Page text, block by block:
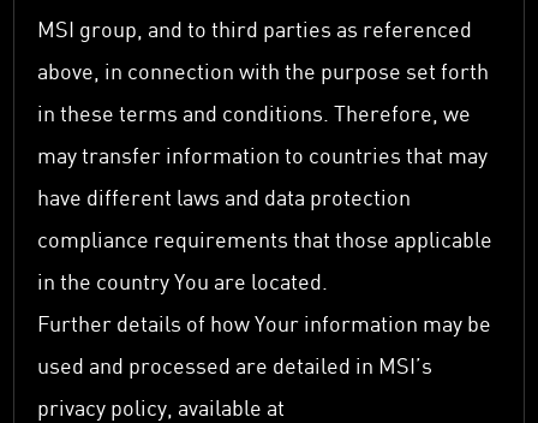
MSI group, and to third parties as referenced
above, in connection with the purpose set forth
in these terms and conditions. Therefore, we
may transfer information to countries that may
have different laws and data protection
compliance requirements that those applicable
in the country You are located.
Further details of how Your information may be
used and processed are detailed in MSI’s
privacy policy, available at